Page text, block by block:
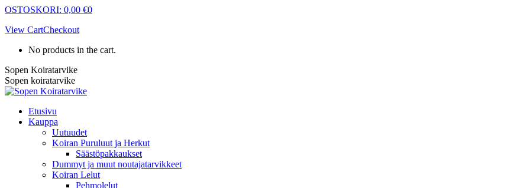
Skip
content
OSTOSKORI: 0,00 €0
View CartCheckout
No products in the cart.
Sopen Koiratarvike
Sopen koiratarvike
Etusivu
Kauppa
Uutuudet
Koiran Puruluut ja Herkut
Säästöpakkaukset
Dummyt ja muut noutajatarvikkeet
Koiran Lelut
Pehmolelut